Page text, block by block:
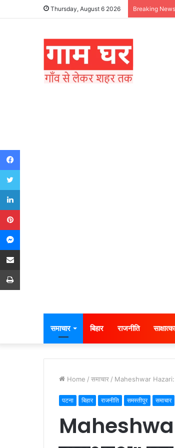
Thursday, August 6 2026 Breaking News
समाचार बिहार राजनीति
Home / समाचार / Maheshwar Hazari:
पटना बिहार राजनीति समस्तीपुर समाचार
Facebook
Twitter
LinkedIn
Pinterest
Messenger
Share via Email